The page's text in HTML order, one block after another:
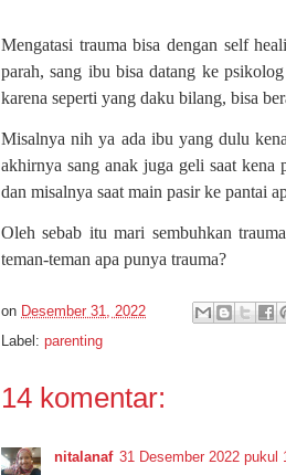
Mengatasi trauma bisa dengan self
parah, sang ibu bisa datang ke
karena seperti yang daku bilang, bisa
Misalnya nih ya ada ibu yang dulu
akhirnya sang anak juga geli saat kena
dan misalnya saat main pasir ke pantai
Oleh sebab itu mari sembuhkan
teman-teman apa punya trauma?
on Desember 31, 2022
Label: parenting
14 komentar:
nitalanaf 31 Desember 2022 pukul